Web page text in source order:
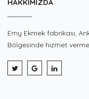
HAKKIMIZDA
Emy Ekmek fabrikası,
Bölgesinde hizmet